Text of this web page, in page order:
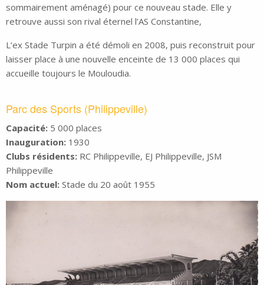
sommairement aménagé) pour ce nouveau stade. Elle y
retrouve aussi son rival éternel l’AS Constantine,
L’ex Stade Turpin a été démoli en 2008, puis reconstruit pour
laisser place à une nouvelle enceinte de 13 000 places qui
accueille toujours le Mouloudia.
Parc des Sports (Philippeville)
Capacité: 5 000 places
Inauguration: 1930
Clubs résidents: RC Philippeville, EJ Philippeville, JSM
Philippeville
Nom actuel: Stade du 20 août 1955